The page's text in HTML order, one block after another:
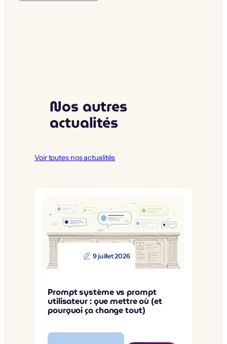
Nos autres
actualités
Voir toutes nos actualités
9 juillet 2026
Prompt système vs prompt
utilisateur : que mettre où (et
pourquoi ça change tout)